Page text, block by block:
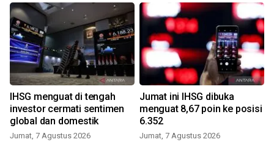
IHSG menguat di tengah
investor cermati sentimen
global dan domestik
Jumat, 7 Agustus 2026
Jumat ini IHSG dibuka
menguat 8,67 poin ke posisi
6.352
Jumat, 7 Agustus 2026